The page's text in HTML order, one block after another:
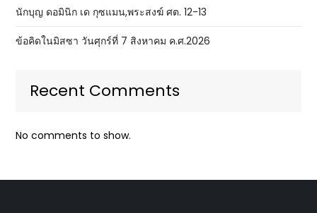
นักบุญ ดอมินิก เด กุซแมน,พระสงฆ์ ศต. 12-13
ข้อคิดในมิสซา วันศุกร์ที่ 7 สิงหาคม ค.ศ.2026
Recent Comments
No comments to show.